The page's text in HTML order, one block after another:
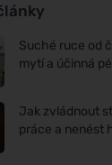
Suché ruce od
mytí a účinná
Jak zvládnout
práce a nenést